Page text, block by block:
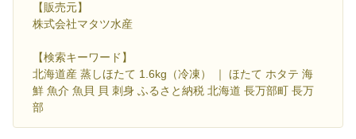
【販売元】
株式会社マタツ水産
【検索キーワード】
北海道産 蒸しほたて 1.6kg（冷凍） ｜ ほたて ホタテ 海
鮮 魚介 魚貝 貝 刺身 ふるさと納税 北海道 長万部町 長万
部